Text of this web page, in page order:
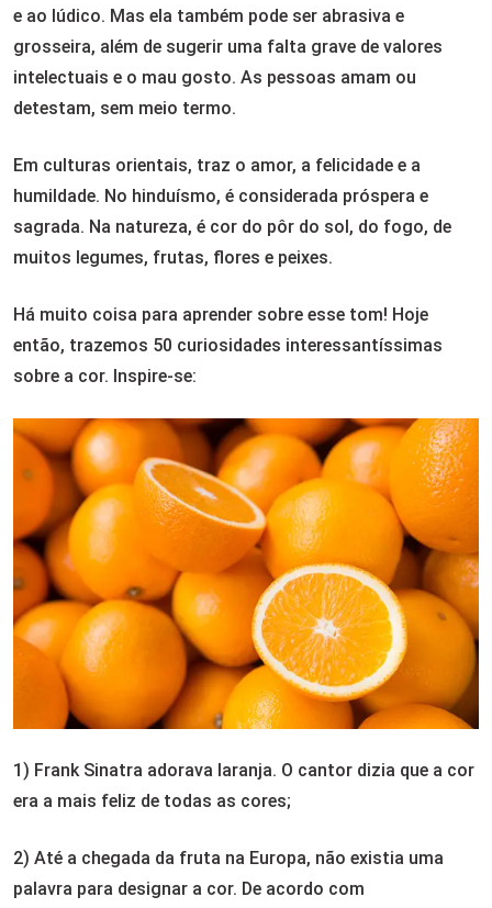
e ao lúdico. Mas ela também pode ser abrasiva e
grosseira, além de sugerir uma falta grave de valores
intelectuais e o mau gosto. As pessoas amam ou
detestam, sem meio termo.
Em culturas orientais, traz o amor, a felicidade e a
humildade. No hinduísmo, é considerada próspera e
sagrada. Na natureza, é cor do pôr do sol, do fogo, de
muitos legumes, frutas, flores e peixes.
Há muito coisa para aprender sobre esse tom! Hoje
então, trazemos 50 curiosidades interessantíssimas
sobre a cor. Inspire-se:
1) Frank Sinatra adorava laranja. O cantor dizia que a cor
era a mais feliz de todas as cores;
2) Até a chegada da fruta na Europa, não existia uma
palavra para designar a cor. De acordo com